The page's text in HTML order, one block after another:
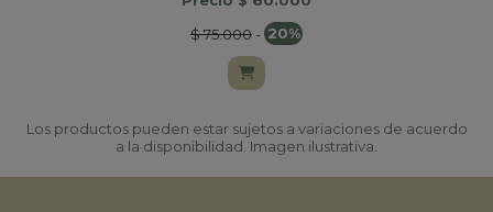
$ 75.000- 20%
Los productos pueden estar sujetos a variaciones de acuerdo
a la disponibilidad. Imagen ilustrativa.